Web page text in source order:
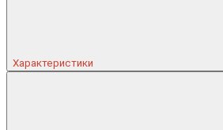
Характеристики